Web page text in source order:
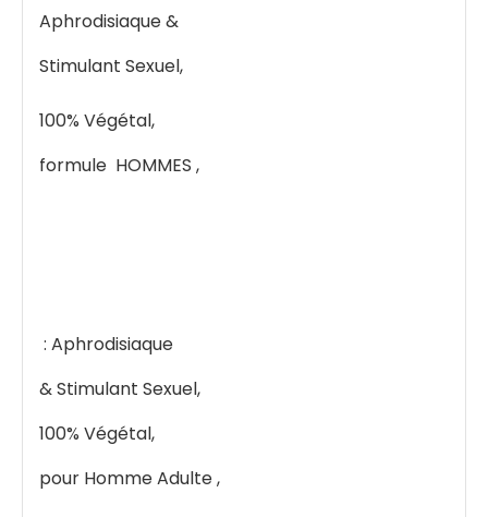
Aphrodisiaque &
Stimulant Sexuel,
100% Végétal,
formule HOMMES ,
: Aphrodisiaque
& Stimulant Sexuel,
100% Végétal,
pour Homme Adulte ,